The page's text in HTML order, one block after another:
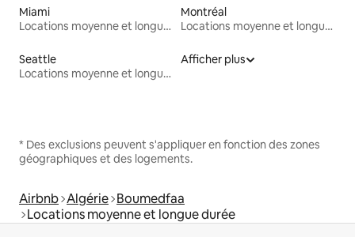
Miami
Locations moyenne et longue durée
Montréal
Locations moyenne et longue durée
Seattle
Locations moyenne et longue durée
Afficher plus
* Des exclusions peuvent s'appliquer en fonction des zones
géographiques et des logements.
Airbnb Algérie Boumedfaa
Locations moyenne et longue durée